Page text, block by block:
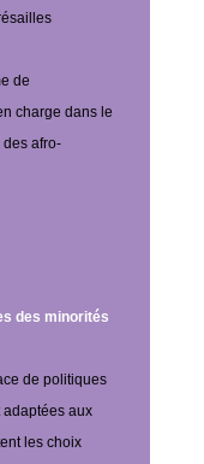
de
charge dans le
afro-
des minorités
de politiques
adaptées aux
les choix